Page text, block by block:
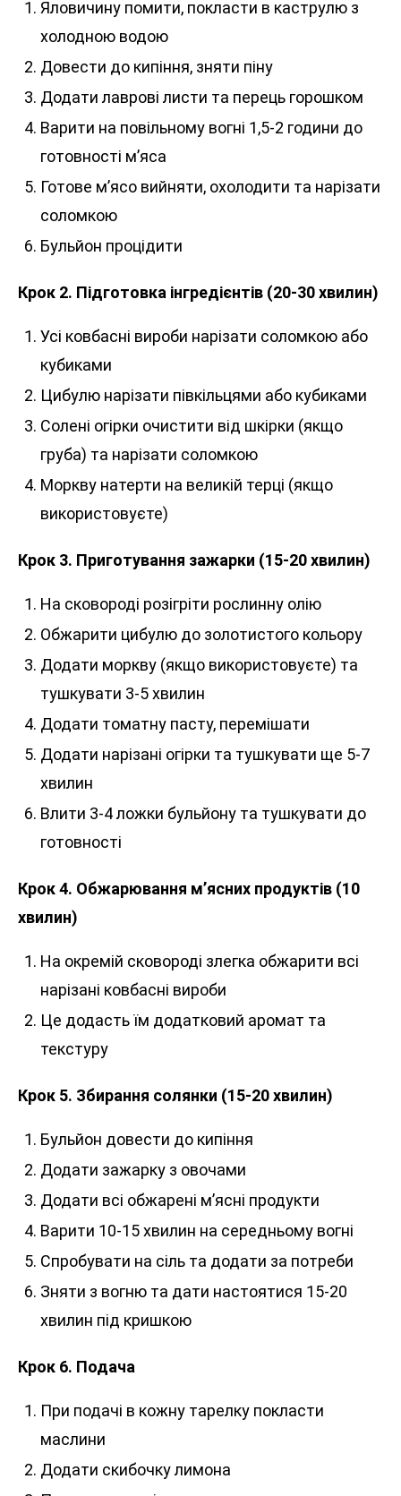
Яловичину помити, покласти в каструлю з
холодною водою
Довести до кипіння, зняти піну
Додати лаврові листи та перець горошком
Варити на повільному вогні 1,5-2 години до
готовності м’яса
Готове м’ясо вийняти, охолодити та нарізати
соломкою
Бульйон процідити
Крок 2. Підготовка інгредієнтів (20-30 хвилин)
Усі ковбасні вироби нарізати соломкою або
кубиками
Цибулю нарізати півкільцями або кубиками
Солені огірки очистити від шкірки (якщо
груба) та нарізати соломкою
Моркву натерти на великій терці (якщо
використовуєте)
Крок 3. Приготування зажарки (15-20 хвилин)
На сковороді розігріти рослинну олію
Обжарити цибулю до золотистого кольору
Додати моркву (якщо використовуєте) та
тушкувати 3-5 хвилин
Додати томатну пасту, перемішати
Додати нарізані огірки та тушкувати ще 5-7
хвилин
Влити 3-4 ложки бульйону та тушкувати до
готовності
Крок 4. Обжарювання м’ясних продуктів (10
хвилин)
На окремій сковороді злегка обжарити всі
нарізані ковбасні вироби
Це додасть їм додатковий аромат та
текстуру
Крок 5. Збирання солянки (15-20 хвилин)
Бульйон довести до кипіння
Додати зажарку з овочами
Додати всі обжарені м’ясні продукти
Варити 10-15 хвилин на середньому вогні
Спробувати на сіль та додати за потреби
Зняти з вогню та дати настоятися 15-20
хвилин під кришкою
Крок 6. Подача
При подачі в кожну тарелку покласти
маслини
Додати скибочку лимона